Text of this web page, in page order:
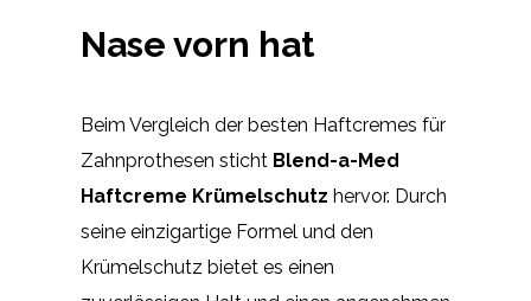
Nase vorn hat
Beim Vergleich der besten Haftcremes für
Zahnprothesen sticht Blend-a-Med
Haftcreme Krümelschutz hervor. Durch
seine einzigartige Formel und den
Krümelschutz bietet es einen